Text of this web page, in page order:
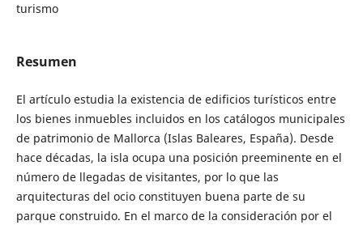
turismo
Resumen
El artículo estudia la existencia de edificios turísticos entre
los bienes inmuebles incluidos en los catálogos municipales
de patrimonio de Mallorca (Islas Baleares, España). Desde
hace décadas, la isla ocupa una posición preeminente en el
número de llegadas de visitantes, por lo que las
arquitecturas del ocio constituyen buena parte de su
parque construido. En el marco de la consideración por el